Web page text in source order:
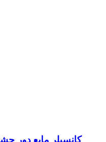
کانسیلر مایع دور